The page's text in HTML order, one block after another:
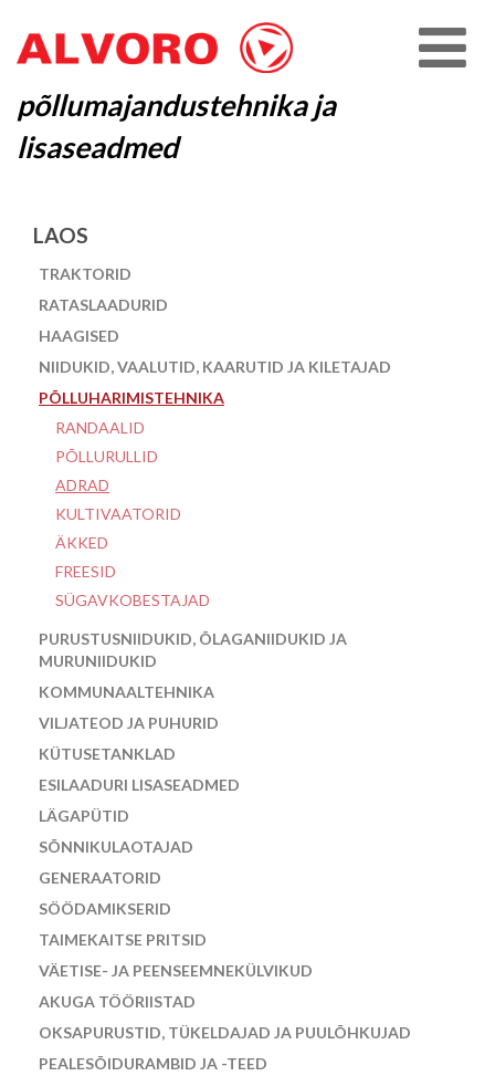
põllumajandustehnika ja
lisaseadmed
LAOS
TRAKTORID
RATASLAADURID
HAAGISED
NIIDUKID, VAALUTID, KAARUTID JA KILETAJAD
PÕLLUHARIMISTEHNIKA
RANDAALID
PÕLLURULLID
ADRAD
KULTIVAATORID
ÄKKED
FREESID
SÜGAVKOBESTAJAD
PURUSTUSNIIDUKID, ÕLAGANIIDUKID JA
MURUNIIDUKID
KOMMUNAALTEHNIKA
VILJATEOD JA PUHURID
KÜTUSETANKLAD
ESILAADURI LISASEADMED
LÄGAPÜTID
SÕNNIKULAOTAJAD
GENERAATORID
SÖÖDAMIKSERID
TAIMEKAITSE PRITSID
VÄETISE- JA PEENSEEMNEKÜLVIKUD
AKUGA TÖÖRIISTAD
OKSAPURUSTID, TÜKELDAJAD JA PUULÕHKUJAD
PEALESÕIDURAMBID JA -TEED